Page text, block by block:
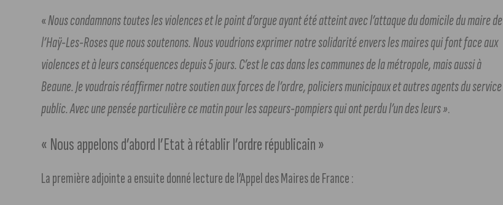
«Nous condamnons toutes les violences et le point d’orgue ayant été atteint avec l’attaque du domicile du maire de
l’Haÿ-Les-Roses que nous soutenons. Nous voudrions exprimer notre solidarité envers les maires qui font face aux
violences et à leurs conséquences depuis 5 jours. C’est le cas dans les communes de la métropole, mais aussi à
Beaune. Je voudrais réaffirmer notre soutien aux forces de l’ordre, policiers municipaux et autres agents du service
public. Avec une pensée particulière ce matin pour les sapeurs-pompiers qui ont perdu l’un des leurs ».
« Nous appelons d’abord l’Etat à rétablir l’ordre républicain »
La première adjointe a ensuite donné lecture de l’Appel des Maires de France :